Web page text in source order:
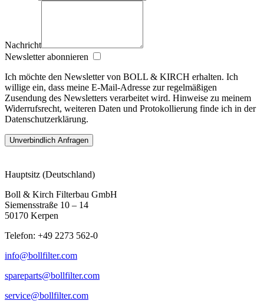
Nachricht
Newsletter abonnieren
Ich möchte den Newsletter von BOLL & KIRCH erhalten. Ich
willige ein, dass meine E‑Mail‑Adresse zur regelmäßigen
Zusendung des Newsletters verarbeitet wird. Hinweise zu meinem
Widerrufsrecht, weiteren Daten und Protokollierung finde ich in der
Datenschutzerklärung.
Hauptsitz (Deutschland)
Boll & Kirch Filterbau GmbH
Siemensstraße 10 – 14
50170 Kerpen
Telefon: +49 2273 562-0
info@bollfilter.com
spareparts@bollfilter.com
service@bollfilter.com